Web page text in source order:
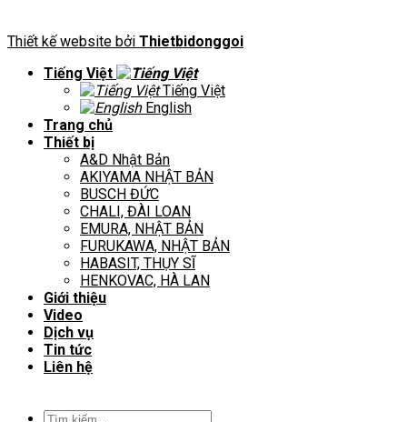
Thiết kế website bởi Thietbidonggoi
Tiếng Việt
Tiếng Việt
English
Trang chủ
Thiết bị
A&D Nhật Bản
AKIYAMA NHẬT BẢN
BUSCH ĐỨC
CHALI, ĐÀI LOAN
EMURA, NHẬT BẢN
FURUKAWA, NHẬT BẢN
HABASIT, THỤY SĨ
HENKOVAC, HÀ LAN
Giới thiệu
Video
Dịch vụ
Tin tức
Liên hệ
Tìm